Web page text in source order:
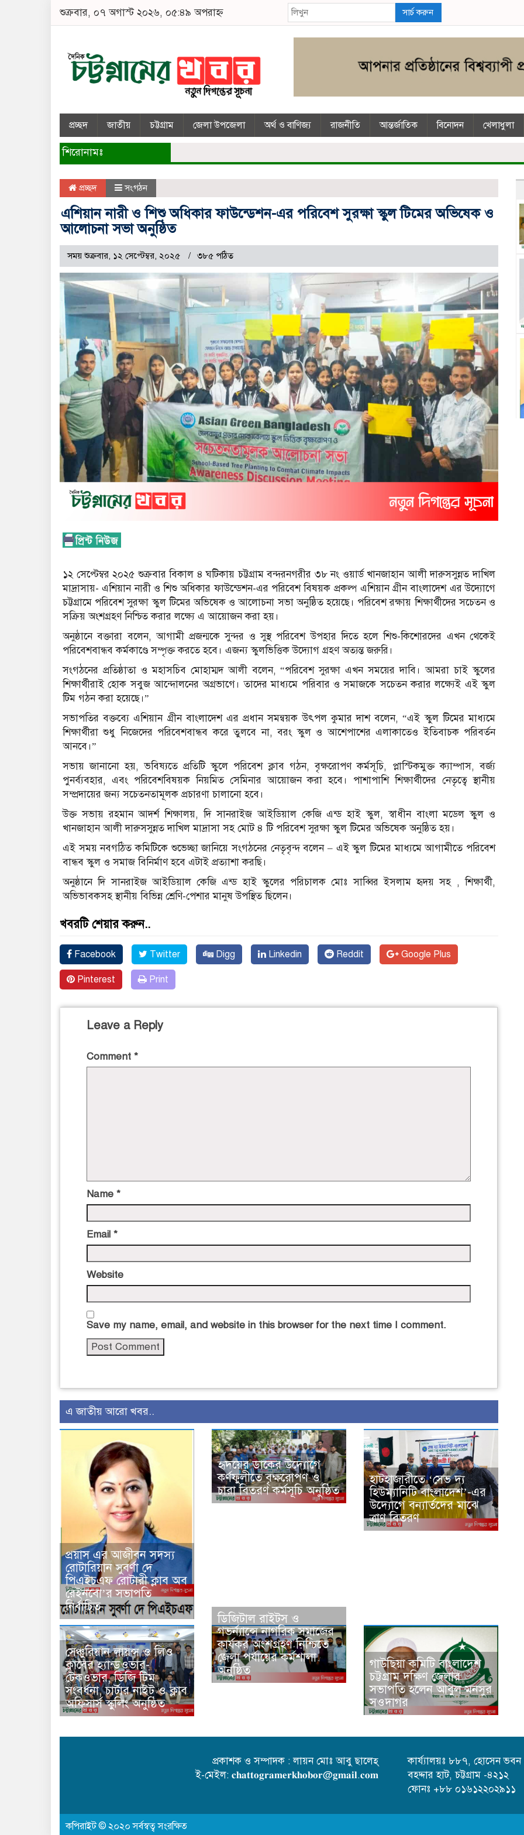
শুক্রবার, ০৭ অগাস্ট ২০২৬, ০৫:৪৯ অপরাহ্ন সার্চ করুন
প্রচ্ছদ জাতীয় চট্টগ্রাম জেলা উপজেলা অর্থ ও বাণিজ্য রাজনীতি আন্তর্জাতিক বিনোদন খেলাধুলা
শিরোনামঃ
প্রচ্ছদ সংগঠন
এশিয়ান নারী ও শিশু অধিকার ফাউন্ডেশন-এর পরিবেশ সুরক্ষা স্কুল টিমের অভিষেক ও
আলোচনা সভা অনুষ্ঠিত
সময় শুক্রবার, ১২ সেপ্টেম্বর, ২০২৫ ৩৮৫ পঠিত
১২ সেপ্টেম্বর ২০২৫ শুক্রবার বিকাল ৪ ঘটিকায় চট্টগ্রাম বন্দরনগরীর ৩৮ নং ওয়ার্ড খানজাহান আলী দারুসসুন্নত দাখিল
মাদ্রাসায়- এশিয়ান নারী ও শিশু অধিকার ফাউন্ডেশন-এর পরিবেশ বিষয়ক প্রকল্প এশিয়ান গ্রীন বাংলাদেশ এর উদ্যোগে
চট্টগ্রামে পরিবেশ সুরক্ষা স্কুল টিমের অভিষেক ও আলোচনা সভা অনুষ্ঠিত হয়েছে। পরিবেশ রক্ষায় শিক্ষার্থীদের সচেতন ও
সক্রিয় অংশগ্রহণ নিশ্চিত করার লক্ষ্যে এ আয়োজন করা হয়।
অনুষ্ঠানে বক্তারা বলেন, আগামী প্রজন্মকে সুন্দর ও সুস্থ পরিবেশ উপহার দিতে হলে শিশু-কিশোরদের এখন থেকেই
পরিবেশবান্ধব কর্মকাণ্ডে সম্পৃক্ত করতে হবে। এজন্য স্কুলভিত্তিক উদ্যোগ গ্রহণ অত্যন্ত জরুরি।
সংগঠনের প্রতিষ্ঠাতা ও মহাসচিব মোহাম্মদ আলী বলেন, “পরিবেশ সুরক্ষা এখন সময়ের দাবি। আমরা চাই স্কুলের
শিক্ষার্থীরাই হোক সবুজ আন্দোলনের অগ্রভাগে। তাদের মাধ্যমে পরিবার ও সমাজকে সচেতন করার লক্ষ্যেই এই স্কুল
টিম গঠন করা হয়েছে।”
সভাপতির বক্তব্যে এশিয়ান গ্রীন বাংলাদেশ এর প্রধান সমন্বয়ক উৎপল কুমার দাশ বলেন, “এই স্কুল টিমের মাধ্যমে
শিক্ষার্থীরা শুধু নিজেদের পরিবেশবান্ধব করে তুলবে না, বরং স্কুল ও আশেপাশের এলাকাতেও ইতিবাচক পরিবর্তন
আনবে।”
সভায় জানানো হয়, ভবিষ্যতে প্রতিটি স্কুলে পরিবেশ ক্লাব গঠন, বৃক্ষরোপণ কর্মসূচি, প্লাস্টিকমুক্ত ক্যাম্পাস, বর্জ্য
পুনর্ব্যবহার, এবং পরিবেশবিষয়ক নিয়মিত সেমিনার আয়োজন করা হবে। পাশাপাশি শিক্ষার্থীদের নেতৃত্বে স্থানীয়
সম্প্রদায়ের জন্য সচেতনতামূলক প্রচারণা চালানো হবে।
উক্ত সভায় রহমান আদর্শ শিক্ষালয়, দি সানরাইজ আইডিয়াল কেজি এন্ড হাই স্কুল, স্বাধীন বাংলা মডেল স্কুল ও
খানজাহান আলী দারুসসুন্নত দাখিল মাদ্রাসা সহ মোট ৪ টি পরিবেশ সুরক্ষা স্কুল টিমের অভিষেক অনুষ্ঠিত হয়।
এই সময় নবগঠিত কমিটিকে শুভেচ্ছা জানিয়ে সংগঠনের নেতৃবৃন্দ বলেন – এই স্কুল টিমের মাধ‍্যমে আগামীতে পরিবেশ
বান্ধব স্কুল ও সমাজ বিনির্মাণ হবে এটাই প্রত‍্যাশা করছি।
অনুষ্ঠানে দি সানরাইজ আইডিয়াল কেজি এন্ড হাই স্কুলের পরিচালক মোঃ সাব্বির ইসলাম হৃদয় সহ , শিক্ষার্থী,
অভিভাবকসহ স্থানীয় বিভিন্ন শ্রেণি-পেশার মানুষ উপস্থিত ছিলেন।
খবরটি শেয়ার করুন..
Facebook Twitter Digg Linkedin Reddit Google Plus
Pinterest Print
Leave a Reply
Comment *
Name *
Email *
Website
Save my name, email, and website in this browser for the next time I comment.
এ জাতীয় আরো খবর..
প্রয়াস এর আজীবন সদস্য
রোটারিয়ান সুবর্ণা দে
পিএইচএফ রোটারী ক্লাব অব
রেইনবো’র সভাপতি
নির্বাচিত
হৃদয়ের ডাকের উদ্যোগে
কর্ণফুলীতে বৃক্ষরোপণ ও
চারা বিতরণ কর্মসূচি অনুষ্ঠিত
হাটহাজারীতে ‘সেভ দ্য
হিউম্যানিটি বাংলাদেশ’-এর
উদ্যোগে বন্যার্তদের মাঝে
ত্রাণ বিতরণ
সেঞ্চুরিয়ান লায়ন্স ও লিও
ক্লাবের হ্যান্ডওভার-
টেকওভার, ডিজি টিম
সংবর্ধনা, চার্টার নাইট ও ক্লাব
অফিসার্স স্কুলিং অনুষ্ঠিত
ডিজিটাল রাইটস ও
গভর্ন্যান্সে নাগরিক সমাজের
কার্যকর অংশগ্রহণ নিশ্চিতে
জেলা পর্যায়ের কর্মশালা
অনুষ্ঠিত
গাউছিয়া কমিটি বাংলাদেশ
চট্টগ্রাম দক্ষিণ জেলার
সভাপতি হলেন আবুল মনসুর
সওদাগর
প্রকাশক ও সম্পাদক : লায়ন মোঃ আবু ছালেহ্
ই-মেইল: 𝐜𝐡𝐚𝐭𝐭𝐨𝐠𝐫𝐚𝐦𝐞𝐫𝐤𝐡𝐨𝐛𝐨𝐫@𝐠𝐦𝐚𝐢𝐥.𝐜𝐨𝐦
কার্য্যালয়ঃ ৮৮৭, হোসেন
বহদ্দার হাট, চট্টগ্রাম -৪২১২
ফোনঃ +৮৮ ০১৬১২২০২৯১১
কপিরাইট © ২০২০ সর্বস্বত্ব সংরক্ষিত